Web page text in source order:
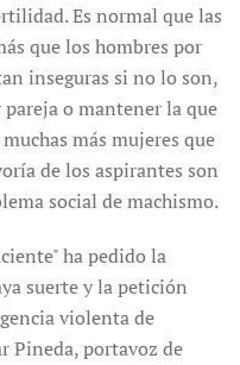
Es normal que las
que los hombres por
inseguras si no lo son,
o mantener la que
más mujeres que
de los aspirantes son
social de machismo.
ha pedido la
suerte y la petición
violenta de
Pineda, portavoz de